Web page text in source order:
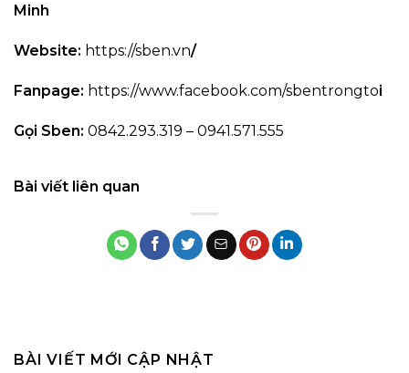
Minh
Website: https://sben.vn/
Fanpage: https://www.facebook.com/sbentrongtoi
Gọi Sben: 0842.293.319 – 0941.571.555
Bài viết liên quan
BÀI VIẾT MỚI CẬP NHẬT